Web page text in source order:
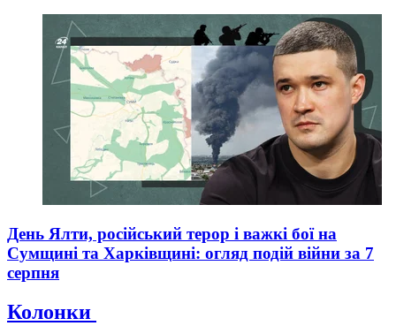
День Ялти, російський терор і важкі бої на
Сумщині та Харківщині: огляд подій війни за 7
серпня
Колонки